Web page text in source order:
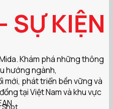
Shot
SỰ KIỆN
Khám phá những thông
hướng ngành,
mới, phát triển bền vững và
tại Việt Nam và khu vực